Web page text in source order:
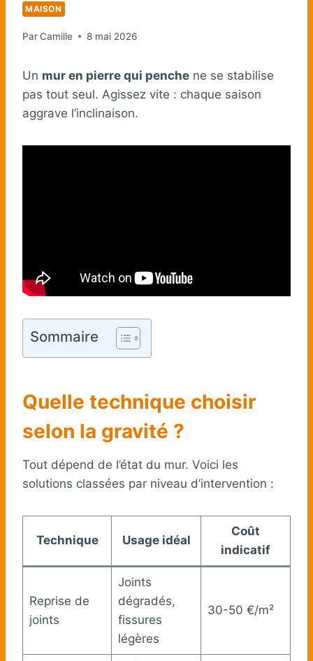
MAISON
ParCamille 8 mai 2026
Un mur en pierre qui penche ne se stabilise
pas tout seul. Agissez vite : chaque saison
aggrave l’inclinaison.
Sommaire
Quelle technique choisir
selon la gravité ?
Tout dépend de l’état du mur. Voici les
solutions classées par niveau d’intervention :
Technique Usage idéal
Coût
indicatif
Reprise de
joints
Joints
dégradés,
fissures
légères
30-50 €/m²